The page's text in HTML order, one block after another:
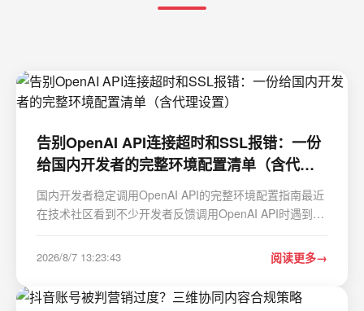
告别OpenAI API连接超时和SSL报错：一份
给国内开发者的完整环境配置清单（含代理
设置）
国内开发者稳定调用OpenAI API的完整环境配置指南最近
在技术社区看到不少开发者反馈调用OpenAI API时遇到各
一个长期在国内网络环境下使用AI服务的开发者&#xff0c;我
2026/8/7 13:23:43 阅读更多